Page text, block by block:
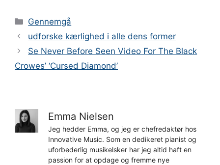
Kategorier
Gennemgå
udforske kærlighed i alle dens former
Se Never Before Seen Video For The Black
Crowes’ ‘Cursed Diamond’
Emma Nielsen
Jeg hedder Emma, og jeg er chefredaktør hos
Innovative Music. Som en dedikeret pianist og
uforbederlig musikelsker har jeg altid haft en
passion for at opdage og fremme nye